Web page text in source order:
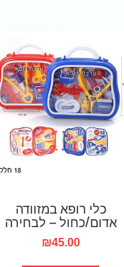
כלי רופא במזוודה
אדום/כחול – לבחירה
₪45.00